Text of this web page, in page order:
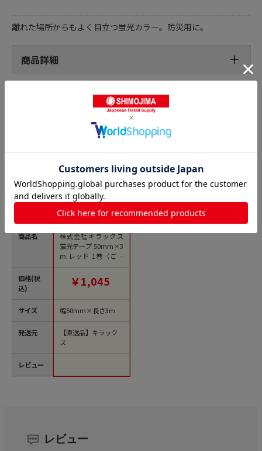
離れた場所からもよく目立つ蛍光カラー。防災用に。
商品詳細
反射テープの人気商品との比較
商品名
価格(税
込)
サイズ
発送元
レビュー
株式会社キラックス
蛍光テープ 50mm×3
m レッド 1巻（ご注
文単位10巻）【直送
￥1,045
幅50mm×長さ3m
【直送品】キラック
ス
レビュー